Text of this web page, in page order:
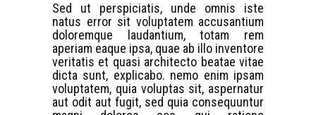
Sed ut perspiciatis, unde omnis iste
natus error sit voluptatem accusantium
doloremque laudantium, totam rem
aperiam eaque ipsa, quae ab illo inventore
veritatis et quasi architecto beatae vitae
dicta sunt, explicabo. nemo enim ipsam
voluptatem, quia voluptas sit, aspernatur
aut odit aut fugit, sed quia consequuntur